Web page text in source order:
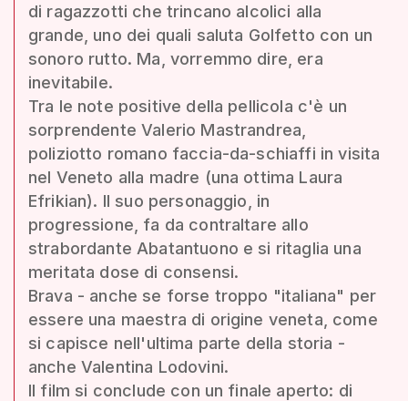
di ragazzotti che trincano alcolici alla
grande, uno dei quali saluta Golfetto con un
sonoro rutto. Ma, vorremmo dire, era
inevitabile.
Tra le note positive della pellicola c'è un
sorprendente Valerio Mastrandrea,
poliziotto romano faccia-da-schiaffi in visita
nel Veneto alla madre (una ottima Laura
Efrikian). Il suo personaggio, in
progressione, fa da contraltare allo
strabordante Abatantuono e si ritaglia una
meritata dose di consensi.
Brava - anche se forse troppo "italiana" per
essere una maestra di origine veneta, come
si capisce nell'ultima parte della storia -
anche Valentina Lodovini.
Il film si conclude con un finale aperto: di